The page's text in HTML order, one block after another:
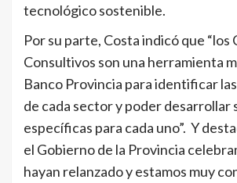
tecnológico sostenible.
Por su parte, Costa indicó que “los
Consultivos son una herramienta
Banco Provincia para identificar
de cada sector y poder desarrollar
específicas para cada uno”. Y
el Gobierno de la Provincia
hayan relanzado y estamos muy